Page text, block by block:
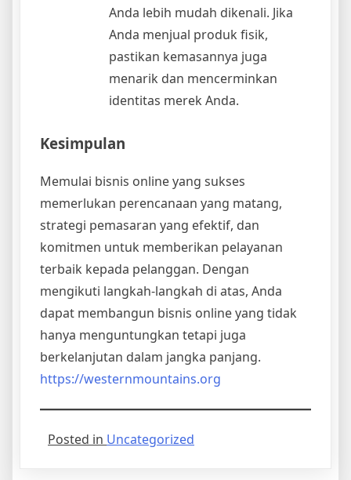
Anda lebih mudah dikenali. Jika
Anda menjual produk fisik,
pastikan kemasannya juga
menarik dan mencerminkan
identitas merek Anda.
Kesimpulan
Memulai bisnis online yang sukses
memerlukan perencanaan yang matang,
strategi pemasaran yang efektif, dan
komitmen untuk memberikan pelayanan
terbaik kepada pelanggan. Dengan
mengikuti langkah-langkah di atas, Anda
dapat membangun bisnis online yang tidak
hanya menguntungkan tetapi juga
berkelanjutan dalam jangka panjang.
https://westernmountains.org
Posted in Uncategorized